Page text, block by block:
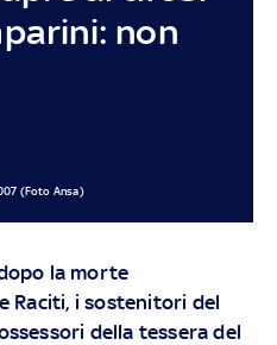
non
(Foto Ansa)
la morte
Raciti, i sostenitori del
della tessera del